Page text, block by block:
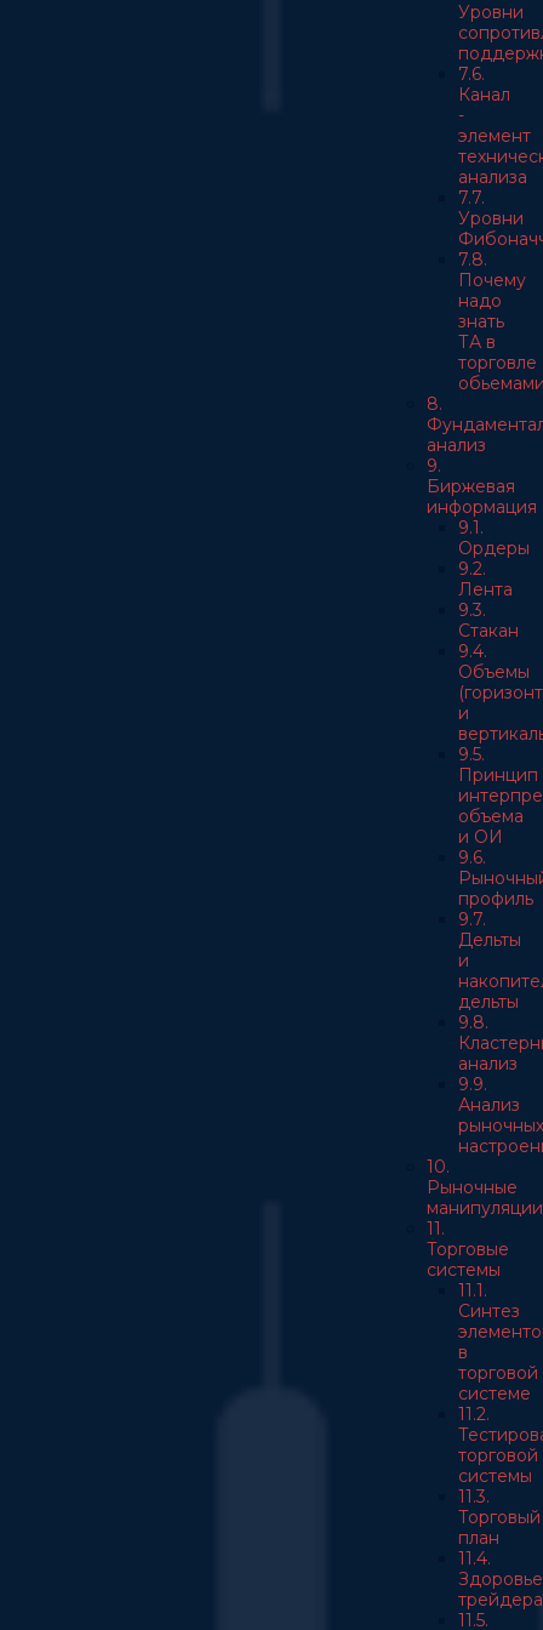
Уровни
7.6.
Канал
-
элемент
анализа
7.7.
Уровни
7.8.
Почему
надо
знать
ТА в
торговле
8.
анализ
9.
Биржевая
информация
9.1.
Ордеры
9.2.
Лента
9.3.
Стакан
9.4.
Объемы
и
9.5.
Принцип
объема
и ОИ
9.6.
профиль
9.7.
Дельты
и
дельты
9.8.
анализ
9.9.
Анализ
рыночных
10.
Рыночные
манипуляции
11.
Торговые
системы
11.1.
Синтез
в
торговой
системе
11.2.
торговой
системы
11.3.
Торговый
план
11.4.
Здоровье
трейдера
11.5.